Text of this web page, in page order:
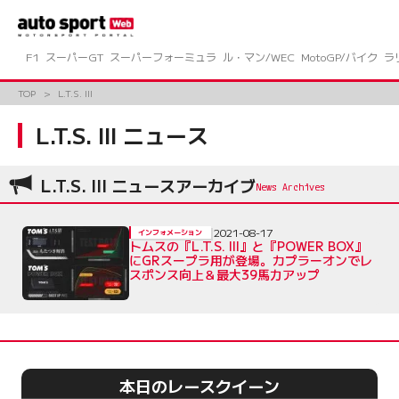
ツ
ス
F1 スーパーGT スーパーフォーミュラ ル・マン/WEC MotoGP/バイク ラ
TOP L.T.S. III
L.T.S. III ニュース
L.T.S. III ニュースアーカイブ
トムスの『L.T.S. III』と『POWER BOX』
にGRスープラ用が登場。カプラーオンでレ
スポンス向上＆最大39馬力アップ
インフォメーション 2021-08-17
本日のレースクイーン